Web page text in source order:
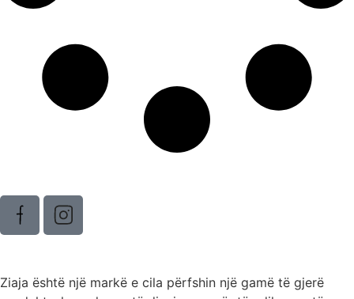
Ziaja është një markë e cila përfshin një gamë të gjerë